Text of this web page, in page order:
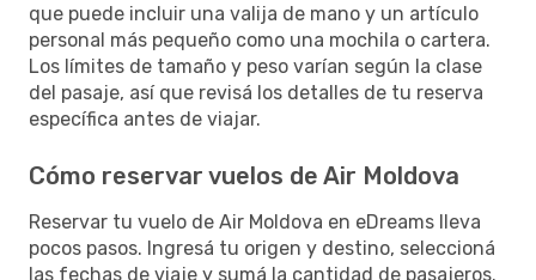
que puede incluir una valija de mano y un artículo
personal más pequeño como una mochila o cartera.
Los límites de tamaño y peso varían según la clase
del pasaje, así que revisá los detalles de tu reserva
específica antes de viajar.
Cómo reservar vuelos de Air Moldova
Reservar tu vuelo de Air Moldova en eDreams lleva
pocos pasos. Ingresá tu origen y destino, seleccioná
las fechas de viaje y sumá la cantidad de pasajeros.